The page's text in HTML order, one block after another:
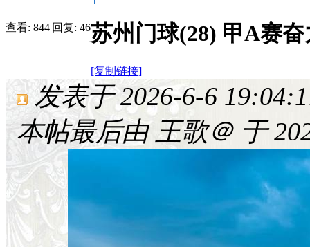
查看: 844|回复: 46苏州门球(28) 甲A赛
[复制链接]
发表于 2026-6-6
本帖最后由 王歌＠ 于